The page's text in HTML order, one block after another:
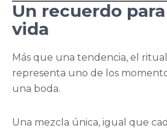
Un recuerdo
vida
Más que una tendencia, el
representa uno de los
una boda.
Una mezcla única, igual que